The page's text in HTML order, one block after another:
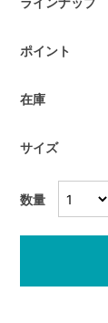
数量
ポイント
在庫
サイズ